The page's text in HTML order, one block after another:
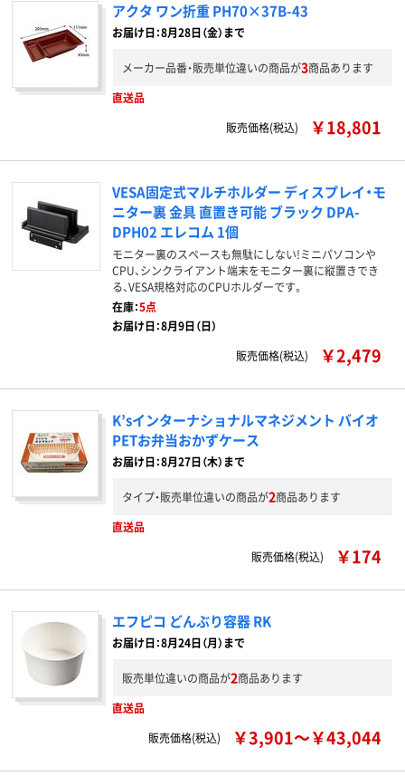
アクタ ワン折重 PH70×37B-43
お届け日：8月28日（金）まで
メーカー品番・販売単位違いの商品が3商品あります
直送品
販売価格(税込)
￥18,801
VESA固定式マルチホルダー ディスプレイ・モ
ニター裏 金具 直置き可能 ブラック DPA-
DPH02 エレコム 1個
モニター裏のスペースも無駄にしない!ミニパソコンや
CPU、シンクライアント端末をモニター裏に縦置きでき
る、VESA規格対応のCPUホルダーです。
在庫：5点
お届け日：8月9日（日）
販売価格(税込)
￥2,479
K’sインターナショナルマネジメント バイオ
PETお弁当おかずケース
お届け日：8月27日（木）まで
タイプ・販売単位違いの商品が2商品あります
直送品
販売価格(税込)
￥174
エフピコ どんぶり容器 RK
お届け日：8月24日（月）まで
販売単位違いの商品が2商品あります
直送品
販売価格(税込)
￥3,901～￥43,044